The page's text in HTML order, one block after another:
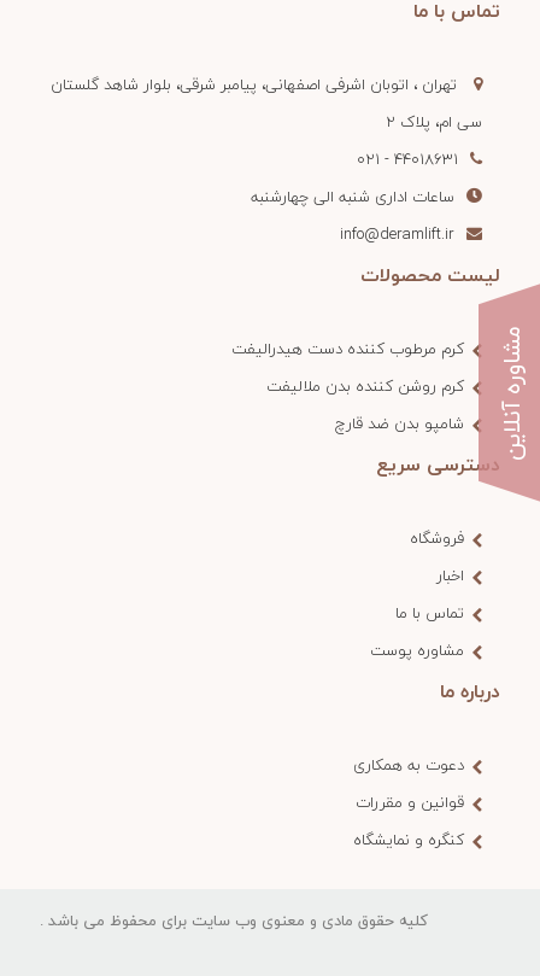
مشاوره آنلاین
تماس با ما
تهران ، اتوبان اشرفی اصفهانی، پیامبر شرقی، بلوار شاهد گلستان
سی ام، پلاک 2
44018631 - 021
ساعات اداری شنبه الی چهارشنبه
info@deramlift.ir
لیست محصولات
کرم مرطوب کننده دست هیدرالیفت
کرم روشن کننده بدن ملالیفت
شامپو بدن ضد قارچ
دسترسی سریع
فروشگاه
اخبار
تماس با ما
مشاوره پوست
درباره ما
دعوت به همکاری
قوانین و مقررات
کنگره و نمایشگاه
کلیه حقوق مادی و معنوی وب‌ سایت برای محفوظ می‌ باشد .